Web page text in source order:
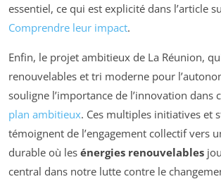
essentiel, ce qui est explicité dans l’article
Comprendre leur impact.
Enfin, le projet ambitieux de La Réunion,
renouvelables et tri moderne pour
souligne l’importance de l’innovation dans
plan ambitieux. Ces multiples initiatives et
témoignent de l’engagement collectif vers
durable où les énergies renouvelables
central dans notre lutte contre le